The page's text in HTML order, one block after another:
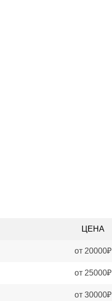
ЦЕНА
от 20000₽
от 25000₽
от 30000₽